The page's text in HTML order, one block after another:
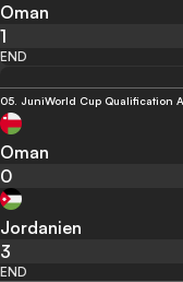
Oman
1
END
05. JuniWorld Cup Qualification
Oman
0
Jordanien
3
END